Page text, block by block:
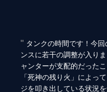
タンクの時間です！今
ンスに若干の調整が入り
ャンターが支配的だった
「死神の残り火」によっ
ジを叩き出している状況